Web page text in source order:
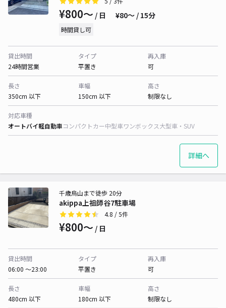
¥800〜 / 日 ¥80〜 / 15分
時間貸し可
貸出時間
24時間営業
タイプ
平置き
再入庫
可
長さ
350cm 以下
車幅
150cm 以下
高さ
制限なし
対応車種
オートバイ軽自動車コンパクトカー中型車ワンボックス大型車・SUV
詳細へ
akippa上祖師谷7駐車場
千歳烏山まで徒歩 20分
4.8 / 5件
¥800〜 / 日
貸出時間
06:00 〜23:00
タイプ
平置き
再入庫
可
長さ
480cm 以下
車幅
180cm 以下
高さ
制限なし